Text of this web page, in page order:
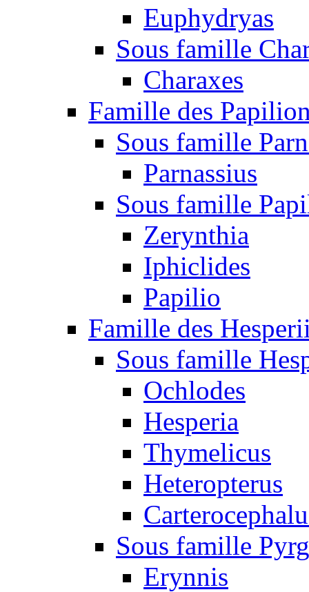
Euphydryas
Sous famille
Charaxes
Famille des
Sous famille
Parnassius
Sous famille
Zerynthia
Iphiclides
Papilio
Famille des
Sous famille
Ochlodes
Hesperia
Thymelicus
Heteropterus
Sous famille
Erynnis